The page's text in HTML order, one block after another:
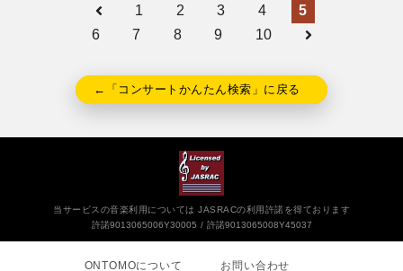
1 2 3 4
5
6
7 8 9 10
←「コンサートかんたん検索」に戻る
当サービスの音楽利用については JASRACの利用許諾を得ております
許諾9013065006Y30005
許諾9013065008Y45037
ONTOMOについて お問い合わせ